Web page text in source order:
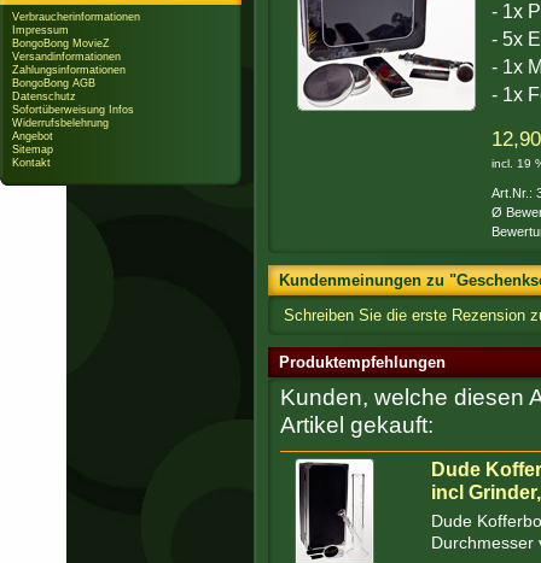
- 1x
- 5x
- 1x
- 1x
incl. 19
Art.Nr.:
Ø
Kundenmeinungen zu
Schreiben Sie die erste Rezension
Produktempfehlungen
Kunden, welche diesen
Artikel gekauft:
Dude
incl
Dude
Durchmesser
Verbraucherinformationen
Impressum
BongoBong MovieZ
Versandinformationen
Zahlungsinformationen
BongoBong AGB
Datenschutz
Sofortüberweisung Infos
Widerrufsbelehrung
Angebot
Sitemap
Kontakt